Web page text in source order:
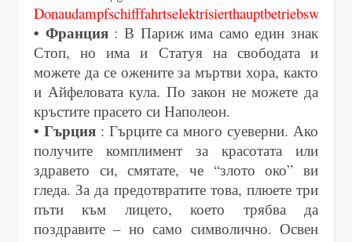
• Франция: В Париж има само един знак
Стоп, но има и Статуя на свободата и
можете да се ожените за мъртви хора, както
и Айфеловата кула. По закон не можете да
кръстите прасето си Наполеон.
• Гърция: Гърците са много суеверни. Ако
получите комплимент за красотата или
здравето си, смятате, че “злото око” ви
гледа. За да предотвратите това, плюете три
пъти към лицето, което трябва да
поздравите – но само символично. Освен